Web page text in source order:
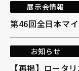
展示会情報
第46回全日本マ
お知らせ
【再掲】ロータ